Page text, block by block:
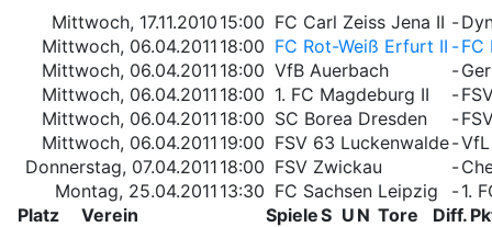
Mittwoch, 17.11.2010 15:00 FC Carl Zeiss Jena II -
Mittwoch, 06.04.2011 18:00 FC Rot-Weiß Erfurt II -FC
Mittwoch, 06.04.2011 18:00 VfB Auerbach -
Mittwoch, 06.04.2011 18:00 1. FC Magdeburg II -
Mittwoch, 06.04.2011 18:00 SC Borea Dresden -
Mittwoch, 06.04.2011 19:00 FSV 63 Luckenwalde-
Donnerstag, 07.04.2011 18:00 FSV Zwickau -
Montag, 25.04.2011 13:30 FC Sachsen Leipzig -1.
Platz
Verein SpieleS U N Tore Diff.